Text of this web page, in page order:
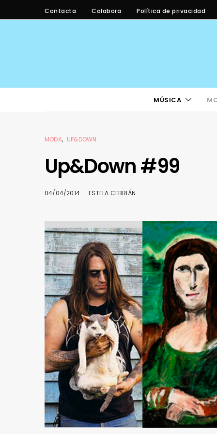
Contacta Colabora Política de privacidad
MÚSICA
MODA UP&DOWN
Up&Down #99
04/04/2014 ESTELA CEBRIÁN